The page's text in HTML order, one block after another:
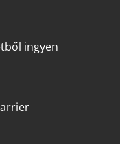
ingyen